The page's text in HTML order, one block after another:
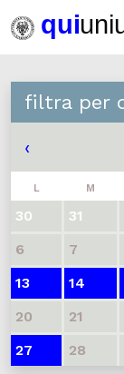
filtra per
‹
L M
30 31
6
7
13
14
20
21
27
28